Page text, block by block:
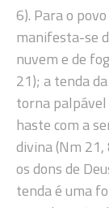
6). Para o
manifesta-se
nuvem e de
21); a tenda
torna palpável
haste com a
divina (Nm 21,
os dons de
tenda é uma